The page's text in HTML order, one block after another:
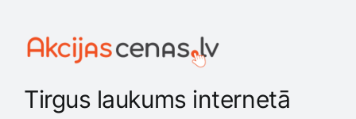
Tirgus laukums internetā